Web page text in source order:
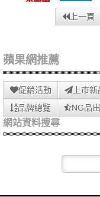
上一頁
蘋果網推薦
促銷活動 上市新
品牌總覽
NG品
網站資料搜尋